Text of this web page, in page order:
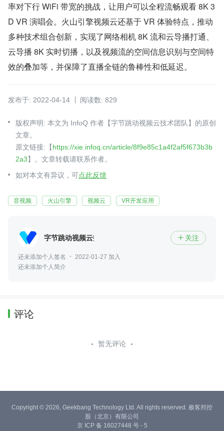
率对下行 WiFi 带宽的挑战，让用户可以全程流畅观看 8K 3
D VR 演唱会。火山引擎视频云还基于 VR 体验特点，推动
多种技术组合创新，实现了网络相机 8K 流和云导播打通、
云导播 8K 实时切播，以及视频流的空间信息识别与空间特
效的叠加等，并保障了直播全链的鲁棒性和低延迟。
发布于: 2022-04-14 阅读数: 829
版权声明: 本文为 InfoQ 作者【字节跳动视频云技术团队】的原创
文章。
原文链接:【https://xie.infoq.cn/article/8f9e85c1a4f2af5f673b3b
2a3】。文章转载请联系作者。
如对本文有异议，可点此反馈
音视频 火山引擎 视频云 VR开发应用
字节跳动视频云技术团队  关注
还未添加个人签名
2022-01-27 加入
还未添加个人简介
评论
暂无评论
Copyright © 2026, Geekbang Technology Ltd. All rights reserved. 极客邦控
股（北京）有限公司
京 ICP 备 16027448 号 - 5